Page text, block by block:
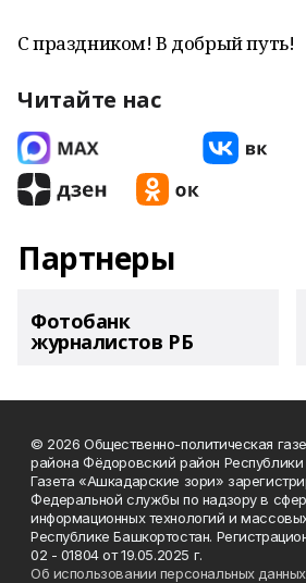
С праздником! В добрый путь!
Читайте нас
Партнеры
Фотобанк
журналистов РБ
© 2026 Общественно-политическая
района Фёдоровский район Республики
Газета «Ашкадарские зори»
Федеральной службы по надзору в
информационных технологий и
Республике Башкортостан.
02 - 01804 от 19.05.2025 г.
Об использовании персональных данных